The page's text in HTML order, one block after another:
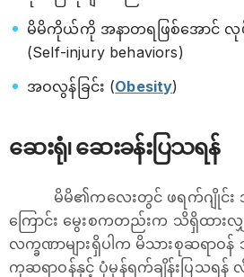
မိမိကိုယ်ကို အနာတရဖြစ်အောင် လု
(Self-injury behaviors)
အဝလွန်ခြင်း (Obesity)
ဆေးရုံ၊ ဆေးခန်းပြသရန်
မိမိ၏ကလေးတွင် ‌ဖရက်ဂျိုင်း
ကြောင်း မွေးစကတည်းက သိရှိထာ
လက္ခဏာများရှိပါက မိသားစုဆရာ
ကုဆရာဝန်နှင့် ပုံမှန်ရက်ချိန်းပြသရ